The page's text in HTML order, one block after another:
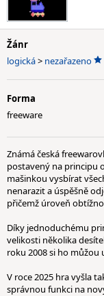
Žánr
logická> nezařazeno
Forma
freeware
Známá česká
postavený na principu
mašinkou vysbírat
nenarazit a úspěšně
přičemž úroveň
Díky jednoduchému
velikosti několika
roku 2008 si ho
V roce 2025 hra vyšla
správnou funkci na